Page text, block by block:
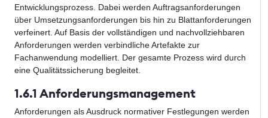
Entwicklungsprozess. Dabei werden Auftragsanforderungen
über Umsetzungsanforderungen bis hin zu Blattanforderungen
verfeinert. Auf Basis der vollständigen und nachvollziehbaren
Anforderungen werden verbindliche Artefakte zur
Fachanwendung modelliert. Der gesamte Prozess wird durch
eine Qualitätssicherung begleitet.
1.6.1 Anforderungsmanagement
Anforderungen als Ausdruck normativer Festlegungen werden